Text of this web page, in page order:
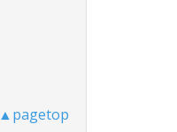
▲pagetop